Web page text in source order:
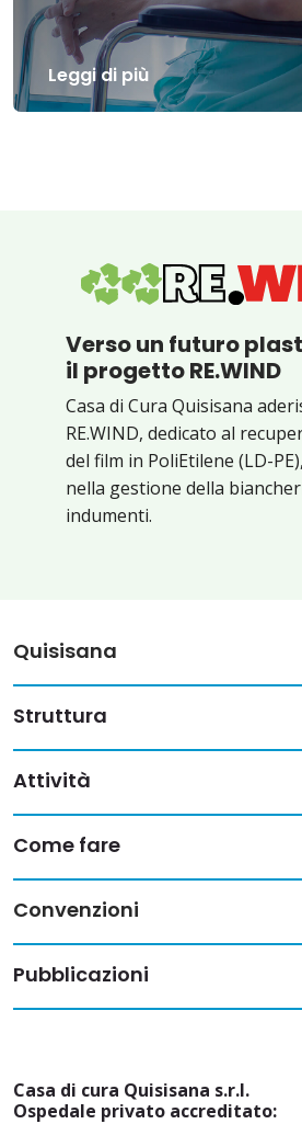
Leggi di più
Verso un futuro
il progetto RE.WIND
Casa di Cura Quisisana
RE.WIND, dedicato al
del film in PoliEtilene (LD-
nella gestione della
indumenti.
Quisisana
Struttura
Attività
Come fare
Convenzioni
Pubblicazioni
Casa di cura Quisisana s.r.l.
Ospedale privato accreditato: